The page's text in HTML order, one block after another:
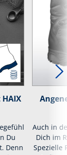
Du
Denn
Auch in
Dich im
Spezielle